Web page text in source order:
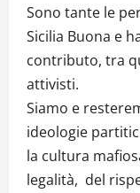
Sono tante le
Sicilia Buona e
contributo, tra
attivisti.
Siamo e
ideologie
la cultura
legalità, del